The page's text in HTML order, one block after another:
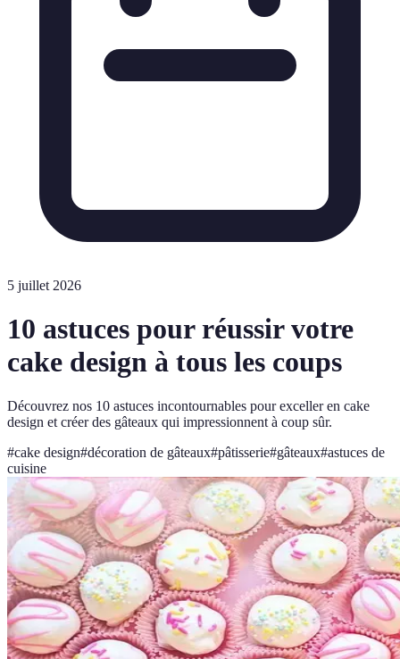
5 juillet 2026
10 astuces pour réussir votre
cake design à tous les coups
Découvrez nos 10 astuces incontournables pour exceller en cake
design et créer des gâteaux qui impressionnent à coup sûr.
#cake design#décoration de gâteaux#pâtisserie#gâteaux#astuces de
cuisine